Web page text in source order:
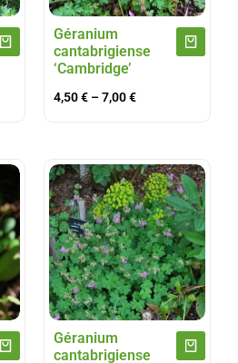
Géranium
cantabrigiense
‘Cambridge’
4,50€ –7,00€
Géranium
cantabrigiense